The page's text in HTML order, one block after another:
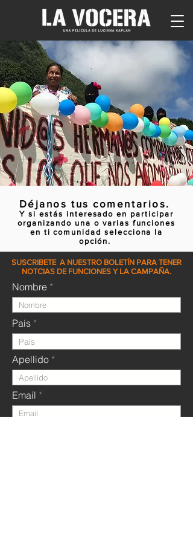
Déjanos tus comentarios.
Y si estás interesado en participar
organizando una o varias funciones
en ti comunidad selecciona la
opción.
Nombre
Apellido
País
Email
SUSCRIBETE A NUESTRO BOLETÍN PARA TENER
NOTCIAS DE FUNCIONES Y LA CAMPAÑA.